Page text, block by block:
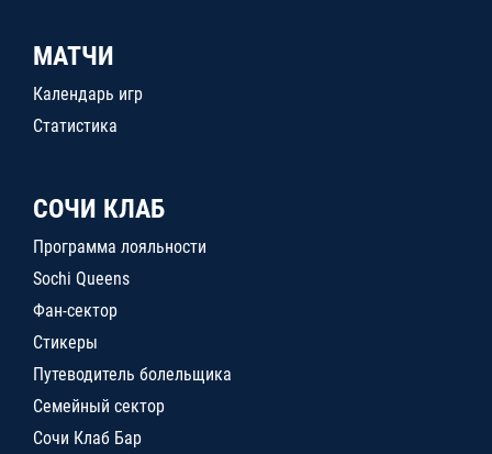
МАТЧИ
Календарь игр
Статистика
СОЧИ КЛАБ
Программа лояльности
Sochi Queens
Фан-сектор
Стикеры
Путеводитель болельщика
Семейный сектор
Сочи Клаб Бар